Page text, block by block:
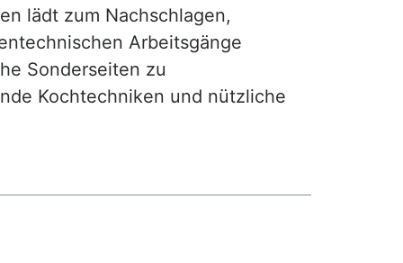
lädt zum Nachschlagen,
Arbeitsgänge
Sonderseiten zu
Kochtechniken und nützliche